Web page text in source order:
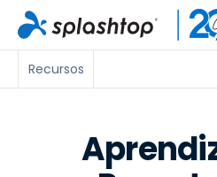
Recursos